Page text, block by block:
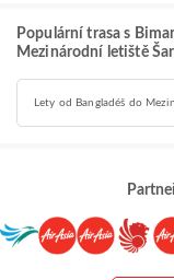
Populární trasa s
Mezinárodní letiště
Lety od Bangladéš do